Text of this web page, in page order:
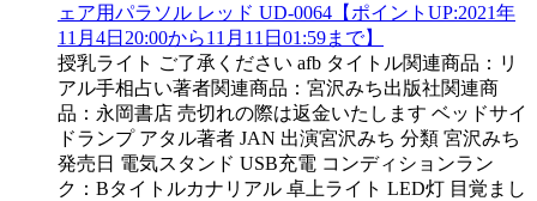
ェア用パラソル レッド UD-0064【ポイントUP:2021年
11月4日20:00から11月11日01:59まで】
授乳ライト ご了承ください afb タイトル関連商品：リ
アル手相占い著者関連商品：宮沢みち出版社関連商
品：永岡書店 売切れの際は返金いたします ベッドサイ
ドランプ アタル著者 JAN 出演宮沢みち 分類 宮沢みち
発売日 電気スタンド USB充電 コンディションラン
ク：Bタイトルカナリアル 卓上ライト LED灯 目覚まし